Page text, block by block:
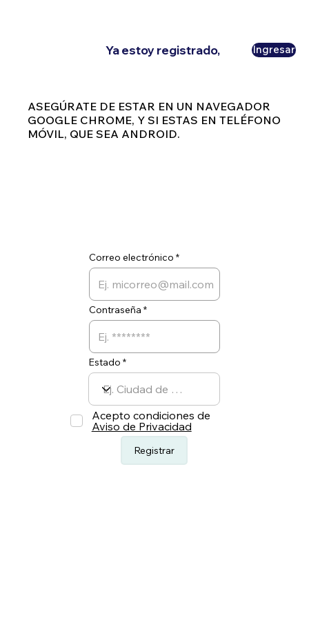
Ya estoy registrado, Ingresar
Registrar
Acepto condiciones de
Aviso de Privacidad
Estado
Contraseña
Correo electrónico
ASEGÚRATE DE ESTAR EN UN NAVEGADOR
GOOGLE CHROME, Y SI ESTAS EN TELÉFONO
MÓVIL, QUE SEA ANDROID.